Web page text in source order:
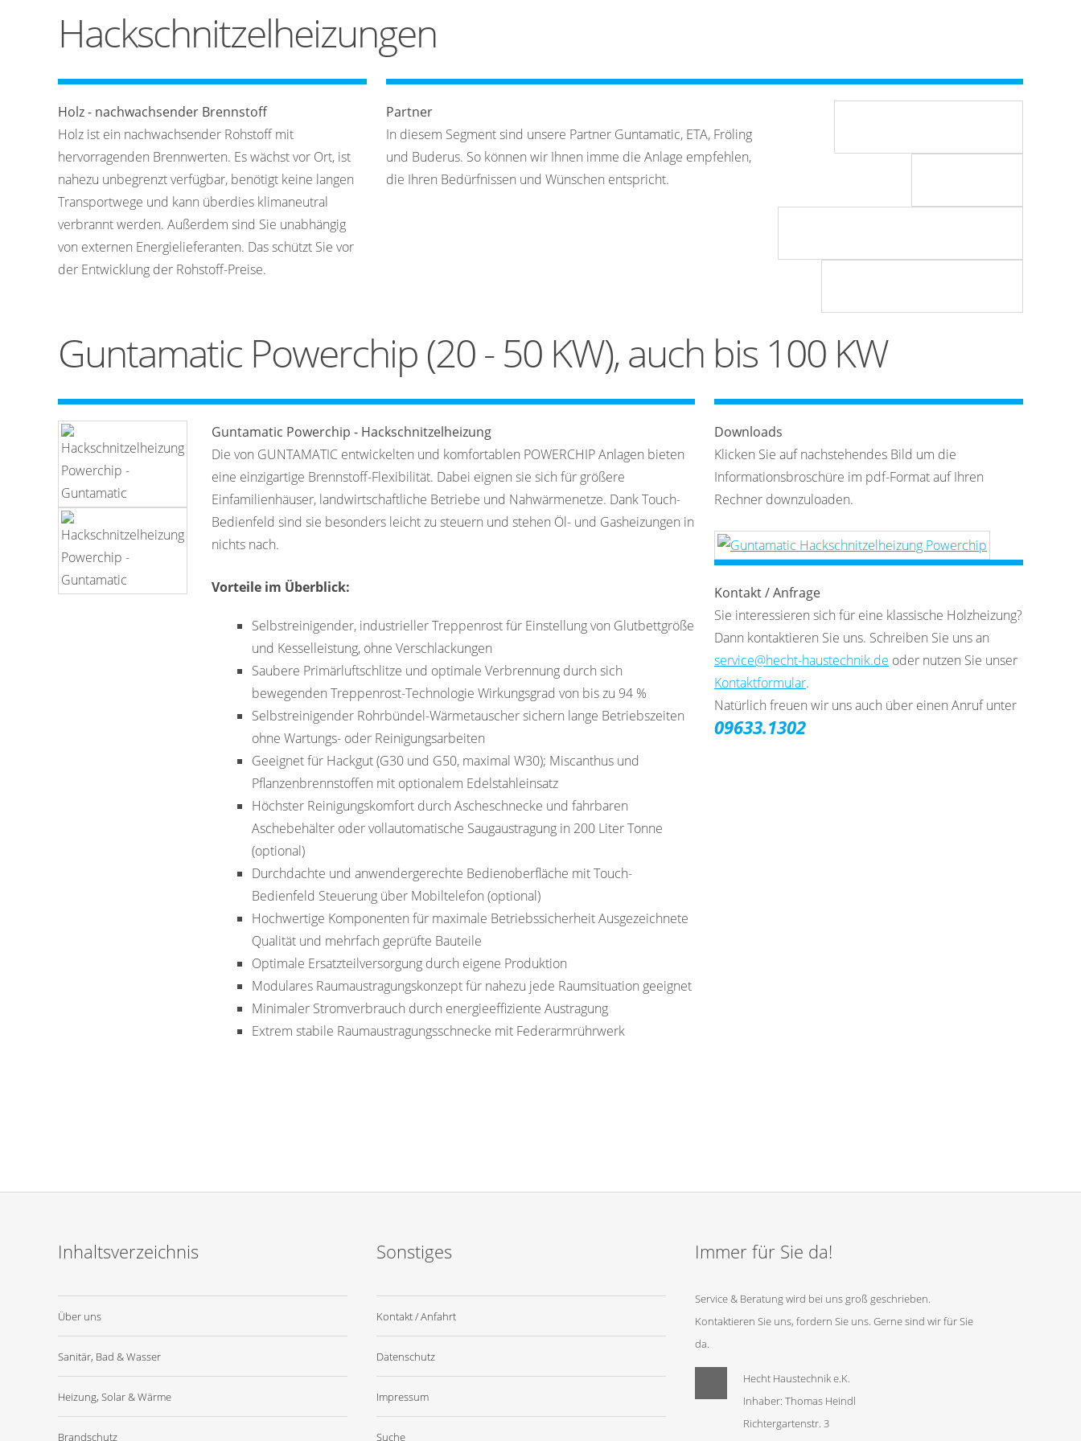
Hackschnitzelheizungen
Holz - nachwachsender Brennstoff
Holz ist ein nachwachsender Rohstoff mit
hervorragenden Brennwerten. Es wächst vor Ort, ist
nahezu unbegrenzt verfügbar, benötigt keine langen
Transportwege und kann überdies klimaneutral
verbrannt werden. Außerdem sind Sie unabhängig
von externen Energielieferanten. Das schützt Sie vor
der Entwicklung der Rohstoff-Preise.
Partner
In diesem Segment sind unsere Partner Guntamatic, ETA, Fröling
und Buderus. So können wir Ihnen imme die Anlage empfehlen,
die Ihren Bedürfnissen und Wünschen entspricht.
Guntamatic Powerchip (20 - 50 KW), auch bis 100 KW
Guntamatic Powerchip - Hackschnitzelheizung
Die von GUNTAMATIC entwickelten und komfortablen POWERCHIP Anlagen bieten
eine einzigartige Brennstoff-Flexibilität. Dabei eignen sie sich für größere
Einfamilienhäuser, landwirtschaftliche Betriebe und Nahwärmenetze. Dank Touch-
Bedienfeld sind sie besonders leicht zu steuern und stehen Öl- und Gasheizungen in
nichts nach.
Vorteile im Überblick:
Selbstreinigender, industrieller Treppenrost für Einstellung von Glutbettgröße
und Kesselleistung, ohne Verschlackungen
Saubere Primärluftschlitze und optimale Verbrennung durch sich
bewegenden Treppenrost-Technologie Wirkungsgrad von bis zu 94 %
Selbstreinigender Rohrbündel-Wärmetauscher sichern lange Betriebszeiten
ohne Wartungs- oder Reinigungsarbeiten
Geeignet für Hackgut (G30 und G50, maximal W30); Miscanthus und
Pflanzenbrennstoffen mit optionalem Edelstahleinsatz
Höchster Reinigungskomfort durch Ascheschnecke und fahrbaren
Aschebehälter oder vollautomatische Saugaustragung in 200 Liter Tonne
(optional)
Durchdachte und anwendergerechte Bedienoberfläche mit Touch-
Bedienfeld Steuerung über Mobiltelefon (optional)
Hochwertige Komponenten für maximale Betriebssicherheit Ausgezeichnete
Qualität und mehrfach geprüfte Bauteile
Optimale Ersatzteilversorgung durch eigene Produktion
Modulares Raumaustragungskonzept für nahezu jede Raumsituation geeignet
Minimaler Stromverbrauch durch energieeffiziente Austragung
Extrem stabile Raumaustragungsschnecke mit Federarmrührwerk
Downloads
Klicken Sie auf nachstehendes Bild um die
Informationsbroschüre im pdf-Format auf Ihren
Rechner downzuloaden.
Kontakt / Anfrage
Sie interessieren sich für eine klassische Holzheizung?
Dann kontaktieren Sie uns. Schreiben Sie uns an
service@hecht-haustechnik.de oder nutzen Sie unser
Kontaktformular.
Natürlich freuen wir uns auch über einen Anruf unter
09633.1302
Inhaltsverzeichnis
Über uns
Sanitär, Bad & Wasser
Heizung, Solar & Wärme
Brandschutz
Sonstiges
Kontakt / Anfahrt
Datenschutz
Impressum
Suche
Immer für Sie da!
Service & Beratung wird bei uns groß geschrieben.
Kontaktieren Sie uns, fordern Sie uns. Gerne sind wir für Sie
da.
Hecht Haustechnik e.K.
Inhaber: Thomas Heindl
Richtergartenstr. 3